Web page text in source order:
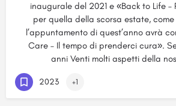
inaugurale del 2021 e «Back to Life –
per quella della scorsa estate,
l’appuntamento di quest’anno avrà
Care – Il tempo di prenderci cura».
anni Venti molti aspetti della
2023 +1